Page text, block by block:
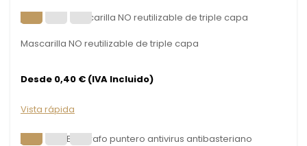
Mascarilla NO reutilizable de triple capa
Desde 0,40 € (IVA Incluido)
Vista rápida